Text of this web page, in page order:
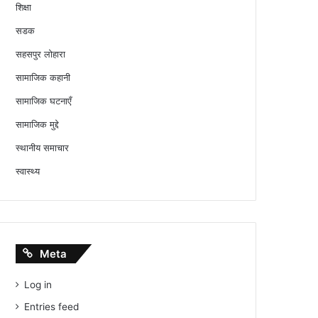
शिक्षा
सडक
सहसपुर लोहारा
सामाजिक कहानी
सामाजिक घटनाएँ
सामाजिक मुद्दे
स्थानीय समाचार
स्वास्थ्य
Meta
Log in
Entries feed